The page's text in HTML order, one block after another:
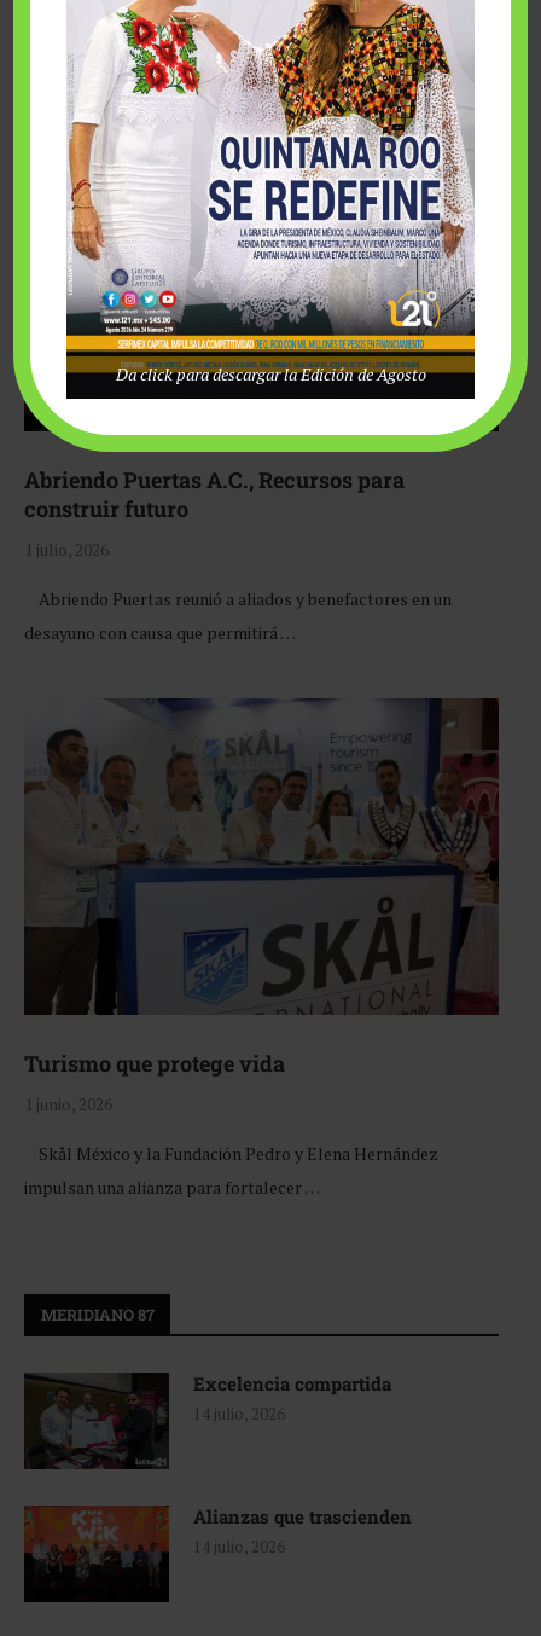
Fairmont Mayakoba y Make-A-Wish México unieron
esfuerzos para hacer realidad el deseo de una …
Abriendo Puertas A.C., Recursos para
construir futuro
1 julio, 2026
Abriendo Puertas reunió a aliados y benefactores en un
desayuno con causa que permitirá …
Turismo que protege vida
1 junio, 2026
Skål México y la Fundación Pedro y Elena Hernández
impulsan una alianza para fortalecer …
MERIDIANO 87
Excelencia compartida
14 julio, 2026
Alianzas que trascienden
14 julio, 2026
Da click para descargar la Edición de Agosto